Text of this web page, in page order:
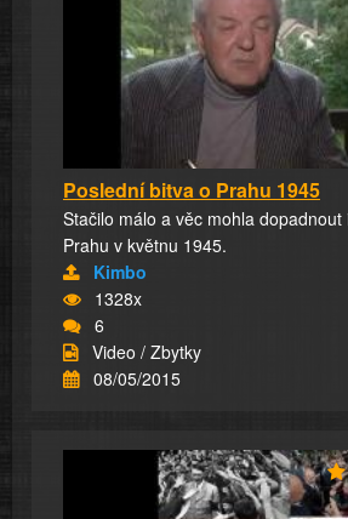
Poslední bitva o Prahu 1945
Stačilo málo a věc mohla dopadnout
Prahu v květnu 1945.
Kimbo
1328x
6
Video / Zbytky
08/05/2015